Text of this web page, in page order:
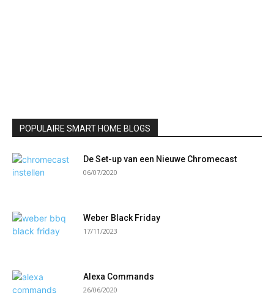
POPULAIRE SMART HOME BLOGS
De Set-up van een Nieuwe Chromecast
06/07/2020
Weber Black Friday
17/11/2023
Alexa Commands
26/06/2020